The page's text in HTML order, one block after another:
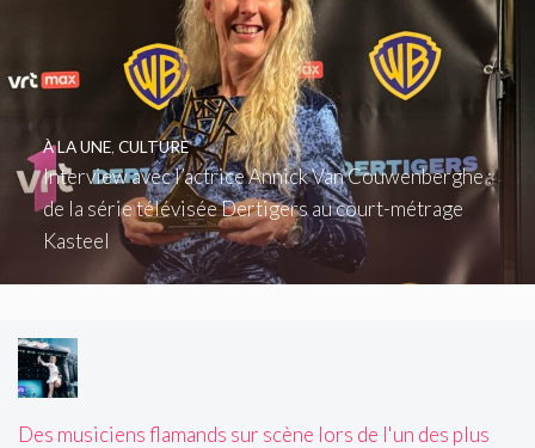
Interview avec l’actrice Annick Van Couwenberghe :
de la série télévisée Dertigers au court-métrage
Kasteel
À LA UNE, CULTURE
Des musiciens flamands sur scène lors de l'un des plus